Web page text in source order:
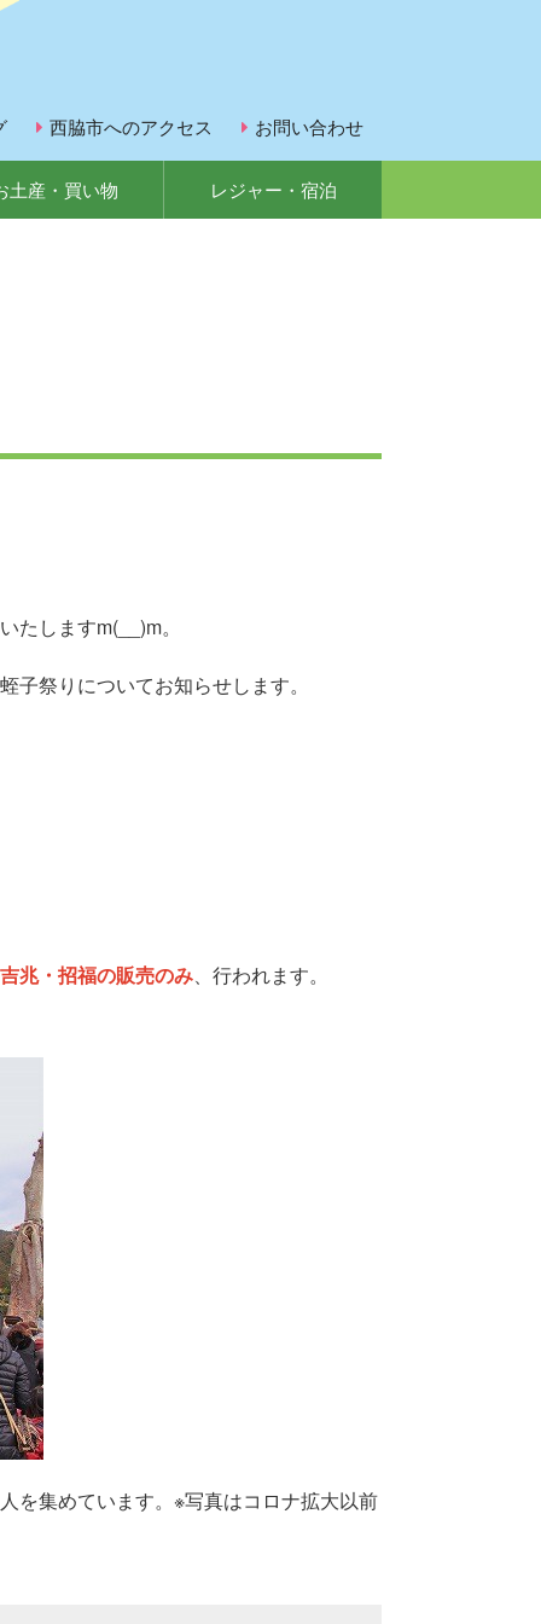
土産・買い物 レジャー・宿泊
西脇市へのアクセス お問い合わせ
しますm(__)m。
祭りについてお知らせします。
吉兆・招福の販売のみ、行われます。
を集めています。※写真はコロナ拡大以前